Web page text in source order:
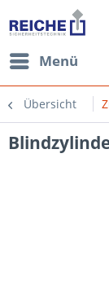
Menü
Übersicht